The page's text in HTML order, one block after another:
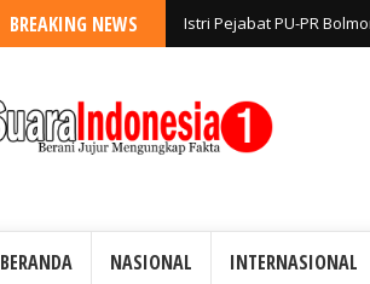
BREAKING NEWS Istri Pejabat PU-PR
BERANDA NASIONAL INTERNASIONAL